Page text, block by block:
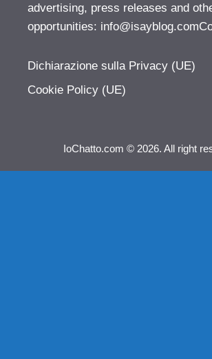
advertising, press releases and
opportunities:
Dichiarazione sulla Privacy (UE)
Cookie Policy (UE)
IoChatto.com © 2026. All right